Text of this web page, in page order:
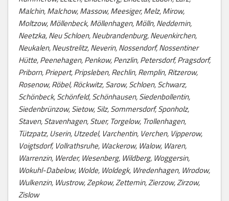
Malchin, Malchow, Massow, Meesiger, Melz, Mirow,
Moltzow, Möllenbeck, Möllenhagen, Mölln, Neddemin,
Neetzka, Neu Schloen, Neubrandenburg, Neuenkirchen,
Neukalen, Neustrelitz, Neverin, Nossendorf, Nossentiner
Hütte, Peenehagen, Penkow, Penzlin, Petersdorf, Pragsdorf,
Priborn, Priepert, Pripsleben, Rechlin, Remplin, Ritzerow,
Rosenow, Röbel, Röckwitz, Sarow, Schloen, Schwarz,
Schönbeck, Schönfeld, Schönhausen, Siedenbollentin,
Siedenbrünzow, Sietow, Silz, Sommersdorf, Sponholz,
Staven, Stavenhagen, Stuer, Torgelow, Trollenhagen,
Tützpatz, Userin, Utzedel, Varchentin, Verchen, Vipperow,
Voigtsdorf, Vollrathsruhe, Wackerow, Walow, Waren,
Warrenzin, Werder, Wesenberg, Wildberg, Woggersin,
Wokuhl-Dabelow, Wolde, Woldegk, Wredenhagen, Wrodow,
Wulkenzin, Wustrow, Zepkow, Zettemin, Zierzow, Zirzow,
Zislow